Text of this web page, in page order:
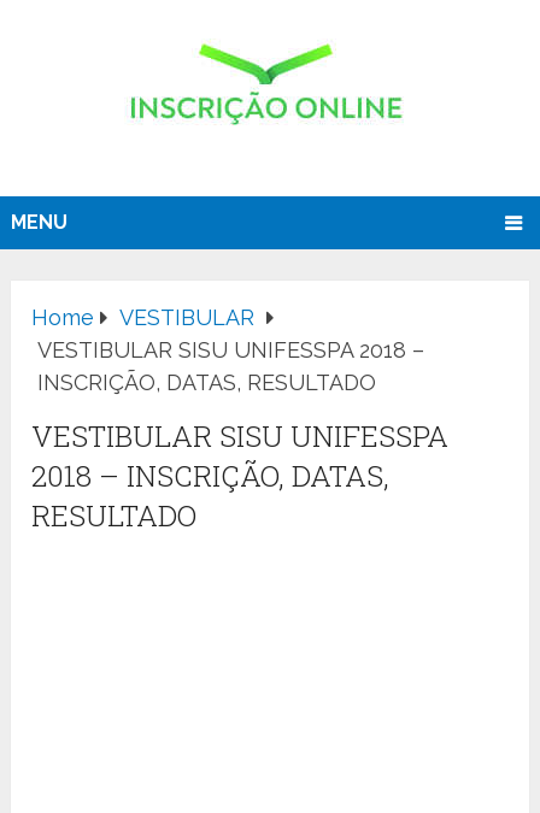
MENU
Home
VESTIBULAR
VESTIBULAR SISU UNIFESSPA 2018 –
INSCRIÇÃO, DATAS, RESULTADO
VESTIBULAR SISU UNIFESSPA
2018 – INSCRIÇÃO, DATAS,
RESULTADO